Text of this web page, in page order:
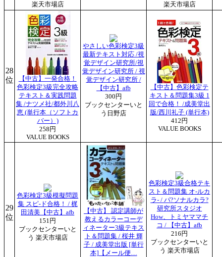
楽天市場店
楽天市場店
28
位
【中古】一発合格！
色彩検定3級完全攻略
テキスト＆実践問題
集 /ナツメ社/都外川八
恵 (単行本（ソフトカ
バー）)
258円
VALUE BOOKS
やさしい色彩検定3級
最新テキスト対応 /視
覚デザイン研究所/視
覚デザイン研究所 / 視
覚デザイン研究所 /
【中古】afb
300円
ブックセンターいと
う日野店
【中古】色彩検定テ
キスト＆問題集3級 1
回で合格！ /成美堂出
版/西川礼子 (単行本)
412円
VALUE BOOKS
29
位
色彩検定3級模擬問題
集 スピ-ド合格！ / 梶
田清美【中古】afb
151円
ブックセンターいと
う 楽天市場店
【中古】 認定講師が
教えるカラーコーデ
ィネーター3級テキス
ト＆問題集 / 桜井 輝
子 / 成美堂出版 [単行
本]【メール便…
色彩検定3級合格テキ
スト＆問題集 オ-ルカ
ラ- / パ?ソナルカラ?
研究所スタジオ
How、トミヤママチ
コ / 【中古】afb
216円
ブックセンターいと
う 楽天市場店